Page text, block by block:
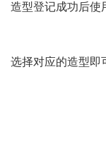
造型登记成功后使
选择对应的造型即